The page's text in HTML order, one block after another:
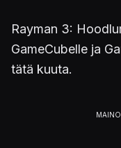
Rayman 3:
GameCubelle ja
tätä kuuta.